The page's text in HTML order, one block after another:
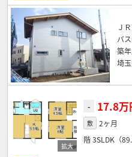
Ｊ
バ
築
埼
- 17.8万
敷 2ヶ月
階3SLDK（